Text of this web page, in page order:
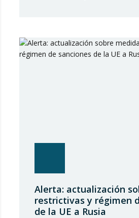
contra dicho país. En…
Alerta: actualización
restrictivas y régimen
de la UE a Rusia